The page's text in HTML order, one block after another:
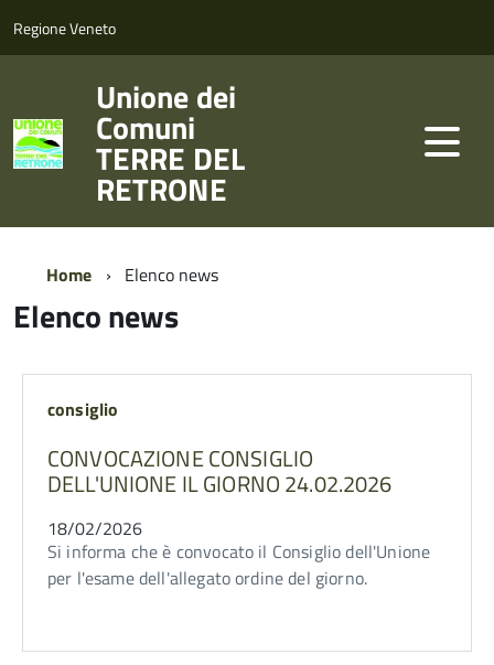
Regione Veneto
Unione dei
Comuni
TERRE DEL
RETRONE
Home Elenco news
Elenco news
consiglio
CONVOCAZIONE CONSIGLIO
DELL'UNIONE IL GIORNO 24.02.2026
18/02/2026
Si informa che è convocato il Consiglio dell'Unione
per l'esame dell'allegato ordine del giorno.